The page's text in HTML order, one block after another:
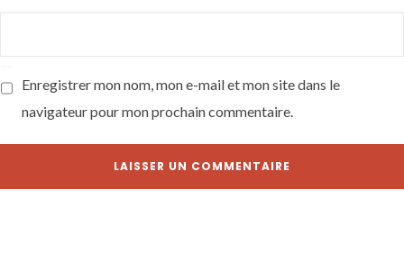
Enregistrer mon nom, mon e-mail et mon site dans le
navigateur pour mon prochain commentaire.